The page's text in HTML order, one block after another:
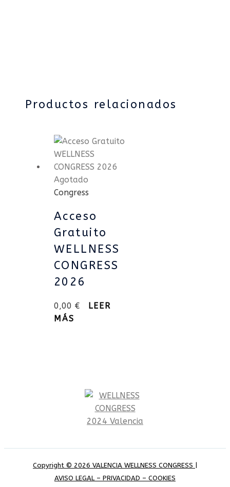
Productos relacionados
Agotado
Congress
Acceso
Gratuito
WELLNESS
CONGRESS
2026
0,00 €
LEER
MÁS
Copyright © 2026 VALENCIA WELLNESS CONGRESS |
AVISO LEGAL – PRIVACIDAD – COOKIES